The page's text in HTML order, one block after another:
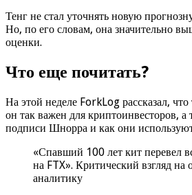
Тенг не стал уточнять новую
Но, по его словам, она значительно
оценки.
Что еще почитать?
На этой неделе ForkLog рассказал,
он так важен для криптоинвесторов, а
подписи Шнорра и как они
«Спавший 100 лет кит перевел
на FTX». Критический взгляд на
аналитику